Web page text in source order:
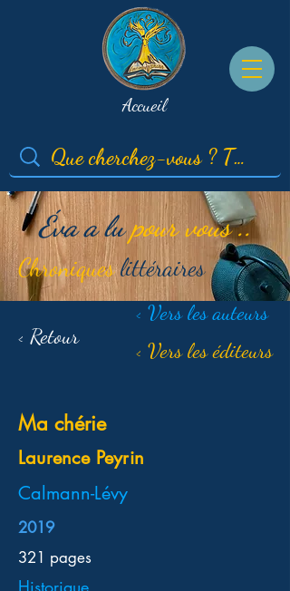
Accueil
Éva a lupour vous ..
Chroniqueslittéraires
< Retour
< Vers les auteurs
< Vers les éditeurs
Ma chérie
Laurence Peyrin
Calmann-Lévy
2019
321 pages
Historique